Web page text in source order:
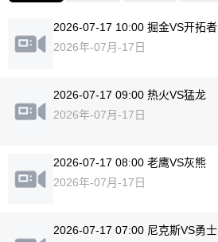
2026-07-17 10:00 掘金VS开拓者
2026年-07月-17日
2026-07-17 09:00 热火VS猛龙
2026年-07月-17日
2026-07-17 08:00 老鹰VS灰熊
2026年-07月-17日
2026-07-17 07:00 尼克斯VS勇士